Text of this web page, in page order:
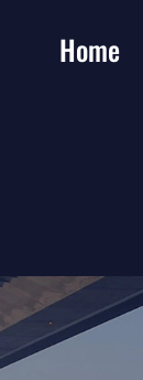
Home